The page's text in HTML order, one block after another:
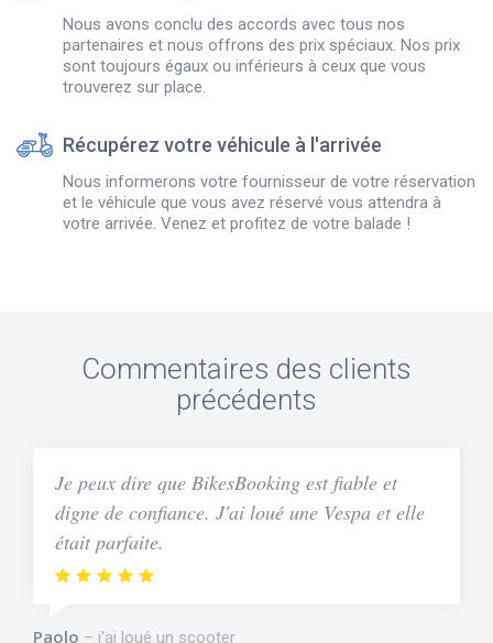
Nous avons conclu des accords avec tous nos
partenaires et nous offrons des prix spéciaux. Nos prix
sont toujours égaux ou inférieurs à ceux que vous
trouverez sur place.
Récupérez votre véhicule à l'arrivée
Nous informerons votre fournisseur de votre réservation
et le véhicule que vous avez réservé vous attendra à
votre arrivée. Venez et profitez de votre balade !
Commentaires des clients
précédents
Je peux dire que BikesBooking est fiable et
digne de confiance. J'ai loué une Vespa et elle
était parfaite.
Paolo j'ai loué un scooter